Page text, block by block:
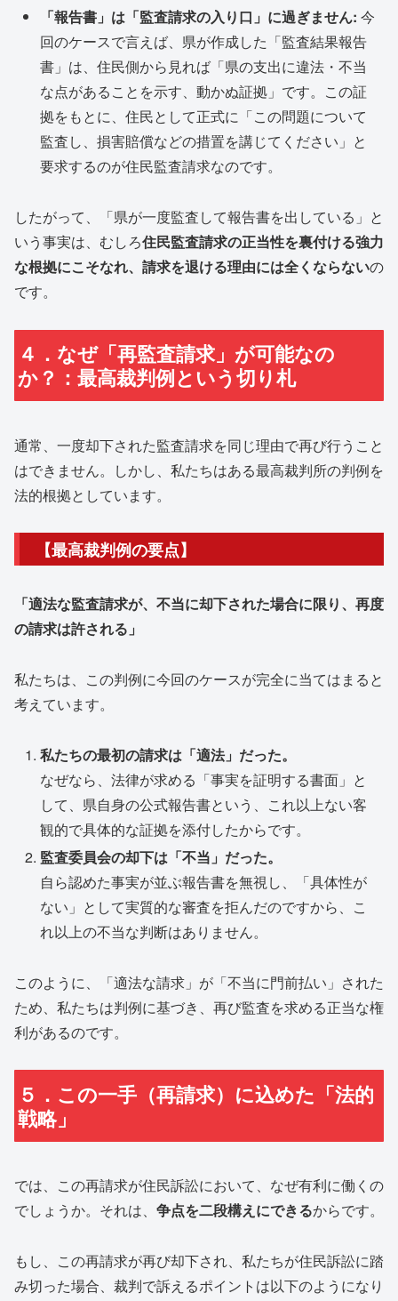
「報告書」は「監査請求の入り口」に過ぎません: 今
回のケースで言えば、県が作成した「監査結果報告
書」は、住民側から見れば「県の支出に違法・不当
な点があることを示す、動かぬ証拠」です。この証
拠をもとに、住民として正式に「この問題について
監査し、損害賠償などの措置を講じてください」と
要求するのが住民監査請求なのです。
したがって、「県が一度監査して報告書を出している」と
いう事実は、むしろ住民監査請求の正当性を裏付ける強力
な根拠にこそなれ、請求を退ける理由には全くならないの
です。
４．なぜ「再監査請求」が可能なの
か？：最高裁判例という切り札
通常、一度却下された監査請求を同じ理由で再び行うこと
はできません。しかし、私たちはある最高裁判所の判例を
法的根拠としています。
【最高裁判例の要点】
「適法な監査請求が、不当に却下された場合に限り、再度
の請求は許される」
私たちは、この判例に今回のケースが完全に当てはまると
考えています。
私たちの最初の請求は「適法」だった。
なぜなら、法律が求める「事実を証明する書面」と
して、県自身の公式報告書という、これ以上ない客
観的で具体的な証拠を添付したからです。
監査委員会の却下は「不当」だった。
自ら認めた事実が並ぶ報告書を無視し、「具体性が
ない」として実質的な審査を拒んだのですから、こ
れ以上の不当な判断はありません。
このように、「適法な請求」が「不当に門前払い」された
ため、私たちは判例に基づき、再び監査を求める正当な権
利があるのです。
５．この一手（再請求）に込めた「法的
戦略」
では、この再請求が住民訴訟において、なぜ有利に働くの
でしょうか。それは、 争点を二段構えにできるからです。
もし、この再請求が再び却下され、私たちが住民訴訟に踏
み切った場合、裁判で訴えるポイントは以下のようになり